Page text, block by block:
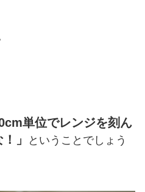
単位でレンジを刻ん
」
ということでしょう